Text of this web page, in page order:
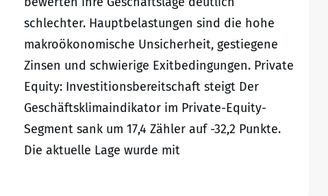
schlechter. Hauptbelastungen sind die hohe
makroökonomische Unsicherheit, gestiegene
Zinsen und schwierige Exitbedingungen. Private
Equity: Investitionsbereitschaft steigt Der
Geschäftsklimaindikator im Private-Equity-
Segment sank um 17,4 Zähler auf -32,2 Punkte.
Die aktuelle Lage wurde mit